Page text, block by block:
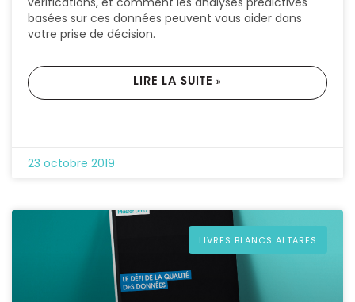
basées sur ces données peuvent vous aider dans
votre prise de décision.
LIRE LA SUITE »
23 octobre 2019
LIVRES BLANCS ALTARES